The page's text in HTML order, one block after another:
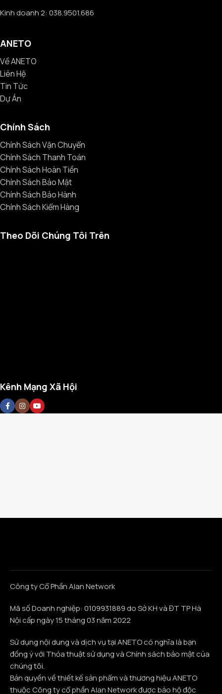
Kinh doanh 2: 038.9501.686
ANETO
Về ANETO
Liên Hệ
Tin Tức
Dự Án
Chính Sách
Chính Sách Vận Chuyển
Chính Sách Thanh Toán
Chính Sách Hoàn Tiền
Chính Sách Bảo Mật
Chính Sách Bảo Hành
Chính Sách Kiểm Hàng
Theo Dõi Chúng Tôi Trên
Kênh Mạng Xã Hội
Công ty Cổ Phần Alan Network
Mã số Doanh nghiệp: 0109931889 do Sở KH và ĐT TP Hà
Nội cấp ngày 15 tháng 03 năm 2022
Sử dụng nội dung và dịch vụ tại ANETO có nghĩa là bạn
đồng ý với Thỏa thuật sử dụng và Chính sách bảo mật của
chúng tôi.
Bản quyền về thiết kế sản phẩm và thương hiệu ANETO
thuộc Công ty cổ phần Alan Network được bảo hộ độc